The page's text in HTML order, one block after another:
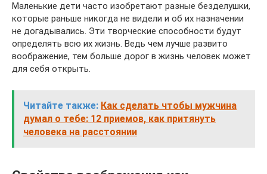
Маленькие дети часто изобретают разные безделушки,
которые раньше никогда не видели и об их назначении
не догадывались. Эти творческие способности будут
определять всю их жизнь. Ведь чем лучше развито
воображение, тем больше дорог в жизнь человек может
для себя открыть.
Читайте также: Как сделать чтобы мужчина
думал о тебе: 12 приемов, как притянуть
человека на расстоянии